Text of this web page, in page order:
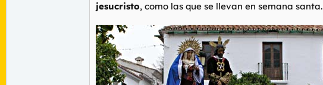
jesucristo, como las que se llevan en semana santa.